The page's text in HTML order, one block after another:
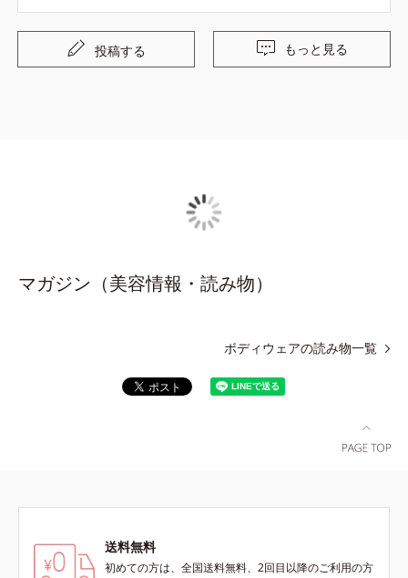
投稿する もっと見る
マガジン（美容情報・読み物）
ボディウェアの読み物一覧
送料無料
初めての方は、全国送料無料、2回目以降のご利用の方